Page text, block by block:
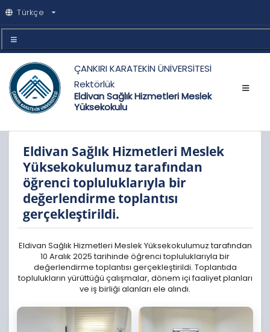
Türkçe
ÇANKIRI KARATEKİN ÜNİVERSİTESİ
Rektörlük
Eldivan Sağlık Hizmetleri Meslek
Yüksekokulu
Eldivan Sağlık Hizmetleri Meslek
Yüksekokulumuz tarafından
öğrenci topluluklarıyla bir
değerlendirme toplantısı
gerçekleştirildi.
Eldivan Sağlık Hizmetleri Meslek Yüksekokulumuz tarafından
10 Aralık 2025 tarihinde öğrenci topluluklarıyla bir
değerlendirme toplantısı gerçekleştirildi. Toplantıda
toplulukların yürüttüğü çalışmalar, dönem içi faaliyet planları
ve iş birliği alanları ele alındı.